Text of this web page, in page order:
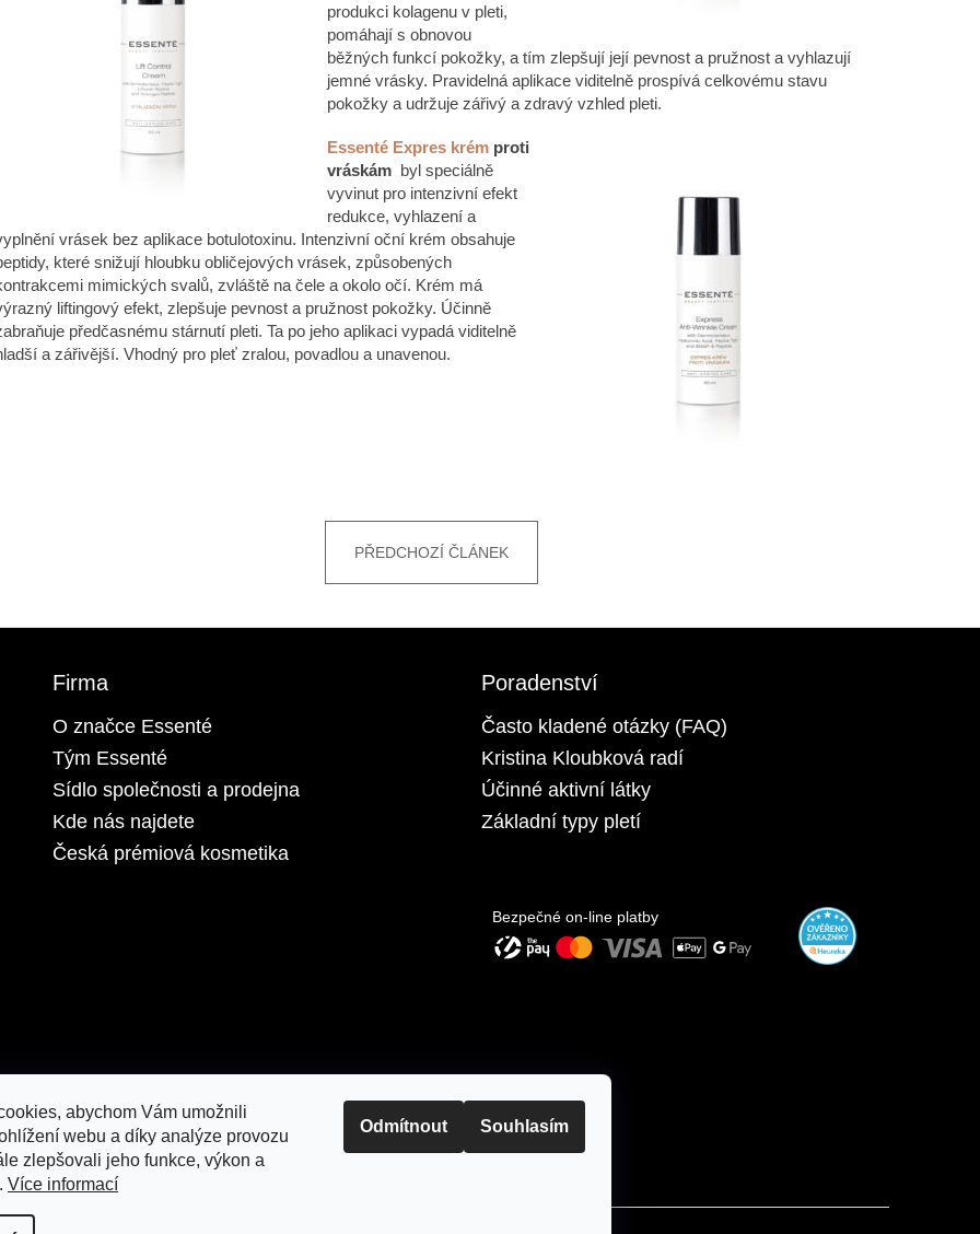
abychom Vám umožnili
webu a díky analýze provozu
zlepšovali jeho funkce, výkon a
Více informací
Odmítnout Souhlasím
produkci kolagenu v pleti,
pomáhají s obnovou
běžných funkcí pokožky, a tím zlepšují její pevnost a pružnost a vyhlazují
jemné vrásky. Pravidelná aplikace viditelně prospívá celkovému stavu
pokožky a udržuje zářivý a zdravý vzhled pleti.
Essenté Expres krém proti
vráskám byl speciálně
vyvinut pro intenzivní efekt
redukce, vyhlazení a
vrásek bez aplikace botulotoxinu. Intenzivní oční krém obsahuje
které snižují hloubku obličejových vrásek, způsobených
mimických svalů, zvláště na čele a okolo očí. Krém má
liftingový efekt, zlepšuje pevnost a pružnost pokožky. Účinně
předčasnému stárnutí pleti. Ta po jeho aplikaci vypadá viditelně
a zářivější. Vhodný pro pleť zralou, povadlou a unavenou.
PŘEDCHOZÍ ČLÁNEK
Firma
O značce Essenté
Tým Essenté
Sídlo společnosti a prodejna
Kde nás najdete
Česká prémiová kosmetika
Poradenství
Často kladené otázky (FAQ)
Kristina Kloubková radí
Účinné aktivní látky
Základní typy pletí
Bezpečné on-line platby